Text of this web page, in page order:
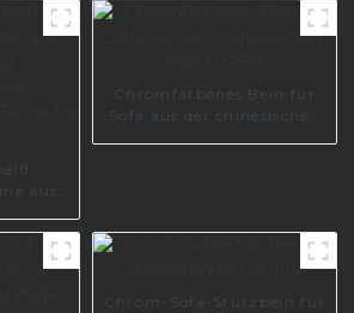
aus
Beine
Chromfarbenes Bein für
Sofa aus der chinesischen
Chrom-Sofa-Stützbein für